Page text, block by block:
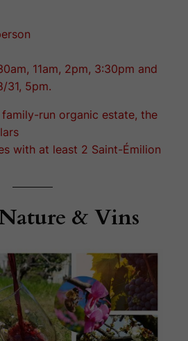
11am, 2pm, 3:30pm and
31, 5pm.
run organic estate, the
with at least 2 Saint-Émilion
& Vins